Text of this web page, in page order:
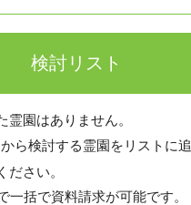
検討リスト
霊園はありません。
から検討する霊園をリストに追
ださい。
一括で資料請求が可能です。